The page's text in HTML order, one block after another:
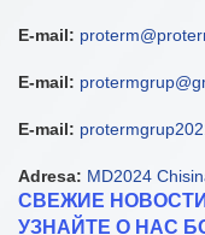
E-mail:
E-mail:
E-mail:
Adresa: MD2024
СВЕЖИЕ НОВОСТИ
УЗНАЙТЕ О НАС